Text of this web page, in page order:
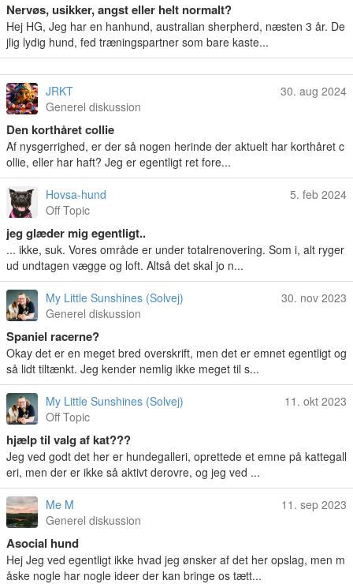
Nervøs, usikker, angst eller helt normalt?
Hej HG, Jeg har en hanhund, australian sherpherd, næsten 3 år. De
jlig lydig hund, fed træningspartner som bare kaste...
JRKT
Generel diskussion
30. aug 2024
Den korthåret collie
Af nysgerrighed, er der så nogen herinde der aktuelt har korthåret c
ollie, eller har haft? Jeg er egentligt ret fore...
Hovsa-hund
Off Topic
5. feb 2024
jeg glæder mig egentligt..
... ikke, suk. Vores område er under totalrenovering. Som i, alt ryger
ud undtagen vægge og loft. Altså det skal jo n...
My Little Sunshines (Solvej)
Generel diskussion
30. nov 2023
Spaniel racerne?
Okay det er en meget bred overskrift, men det er emnet egentligt og
så lidt tiltænkt. Jeg kender nemlig ikke meget til s...
My Little Sunshines (Solvej)
Off Topic
11. okt 2023
hjælp til valg af kat???
Jeg ved godt det her er hundegalleri, oprettede et emne på kattegall
eri, men der er ikke så aktivt derovre, og jeg ved ...
Me M
Generel diskussion
11. sep 2023
Asocial hund
Hej Jeg ved egentligt ikke hvad jeg ønsker af det her opslag, men m
åske nogle har nogle ideer der kan bringe os tætt...